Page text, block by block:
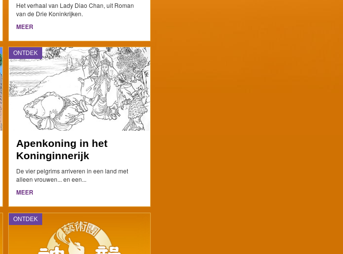
Het verhaal van Lady Diao Chan, uit Roman
van de Drie Koninkrijken.
MEER
ONTDEK
Apenkoning in het
Koninginnerijk
De vier pelgrims arriveren in een land met
alleen vrouwen... en een...
MEER
ONTDEK